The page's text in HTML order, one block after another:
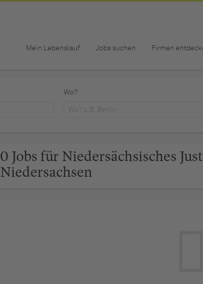
Mein Lebenslauf Jobs suchen Firmen
Wo?
0 Jobs für Niedersächsisches
Niedersachsen